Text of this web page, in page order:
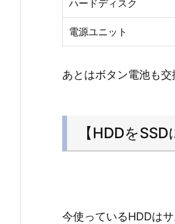
ハードディスク
電源ユニット
あとはボタン電池も交
【HDDを
今使っているHDDはサ